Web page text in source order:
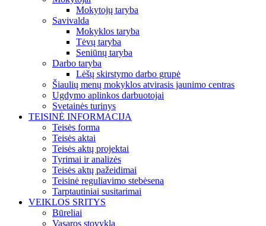
Mokytojų taryba
Savivalda
Mokyklos taryba
Tėvų taryba
Seniūnų taryba
Darbo taryba
Lėšų skirstymo darbo grupė
Šiaulių menų mokyklos atvirasis jaunimo centras
Ugdymo aplinkos darbuotojai
Svetainės turinys
TEISINĖ INFORMACIJA
Teisės forma
Teisės aktai
Teisės aktų projektai
Tyrimai ir analizės
Teisės aktų pažeidimai
Teisinė reguliavimo stebėsena
Tarptautiniai susitarimai
VEIKLOS SRITYS
Būreliai
Vasaros stovykla